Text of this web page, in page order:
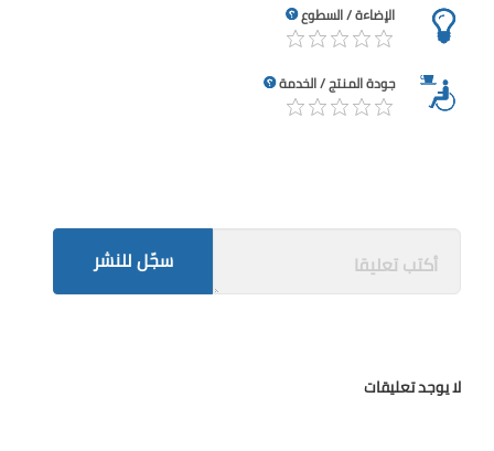
الإضاءة / السطوع
جودة المنتج / الخدمة
سجّل للنشر
لا يوجد تعليقات